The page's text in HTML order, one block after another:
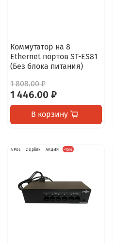
Коммутатор на 8
Ethernet портов ST-ES81
(Без блока питания)
1 808.00 ₽
1 446.00 ₽
В корзину
4 PoE 2 Uplink АКЦИЯ -15%